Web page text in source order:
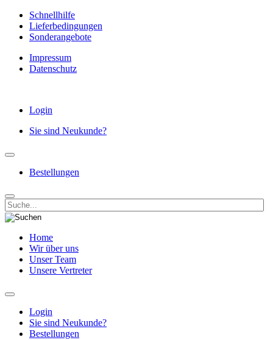
Schnellhilfe
Lieferbedingungen
Sonderangebote
Impressum
Datenschutz
Login
Sie sind Neukunde?
Bestellungen
Home
Wir über uns
Unser Team
Unsere Vertreter
Login
Sie sind Neukunde?
Bestellungen